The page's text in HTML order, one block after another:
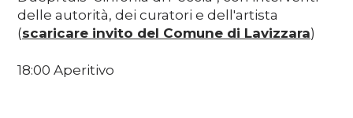
delle autorità, dei curatori e dell'artista
(scaricare invito del Comune di Lavizzara)
18:00 Aperitivo